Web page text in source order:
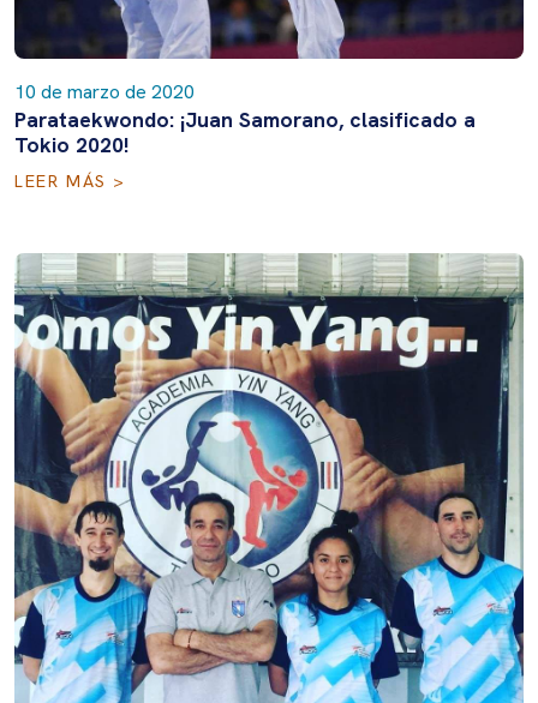
10 de marzo de 2020
Parataekwondo: ¡Juan Samorano, clasificado a
Tokio 2020!
LEER MÁS >